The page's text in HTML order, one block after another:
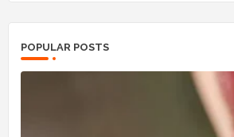
POPULAR POSTS